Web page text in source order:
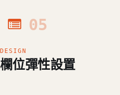
05
DESIGN
欄位彈性設置